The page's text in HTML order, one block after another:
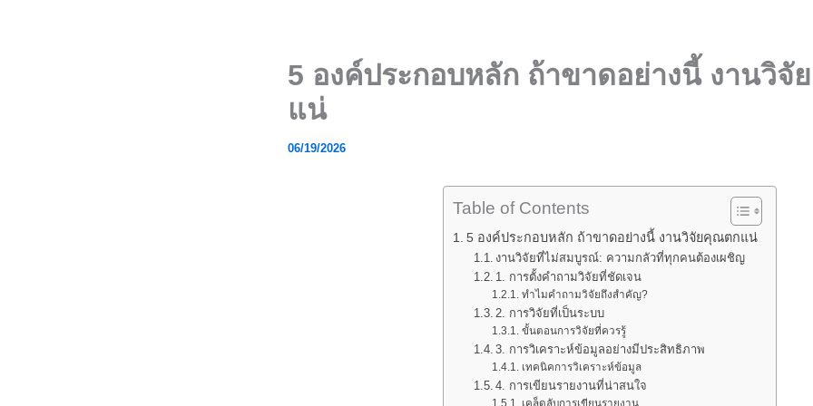
5 องค์ประกอบหลัก ถ้าขาดอย่างนี้ งานวิ
แน่
06/19/2026
Table of Contents
5 องค์ประกอบหลัก ถ้าขาดอย่างนี้ งานวิจัยคุณตกแน่
งานวิจัยที่ไม่สมบูรณ์: ความกลัวที่ทุกคนต้องเผชิญ
1. การตั้งคำถามวิจัยที่ชัดเจน
ทำไมคำถามวิจัยถึงสำคัญ?
2. การวิจัยที่เป็นระบบ
ขั้นตอนการวิจัยที่ควรรู้
3. การวิเคราะห์ข้อมูลอย่างมีประสิทธิภาพ
เทคนิคการวิเคราะห์ข้อมูล
4. การเขียนรายงานที่น่าสนใจ
เคล็ดลับการเขียนรายงาน